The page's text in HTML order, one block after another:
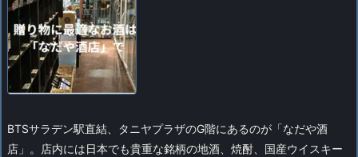
BTSサラデン駅直結、タニヤプラザのG階にあるのが「なだや酒
店」。店内には日本でも貴重な銘柄の地酒、焼酎、国産ウイスキー